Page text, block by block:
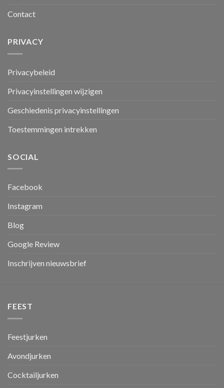
Contact
PRIVACY
Privacybeleid
Privacyinstellingen wijzigen
Geschiedenis privacyinstellingen
Toestemmingen intrekken
SOCIAL
Facebook
Instagram
Blog
Google Review
Inschrijven nieuwsbrief
FEEST
Feestjurken
Avondjurken
Cocktailjurken